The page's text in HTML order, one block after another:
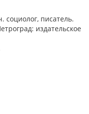
социолог, писатель.
издательское